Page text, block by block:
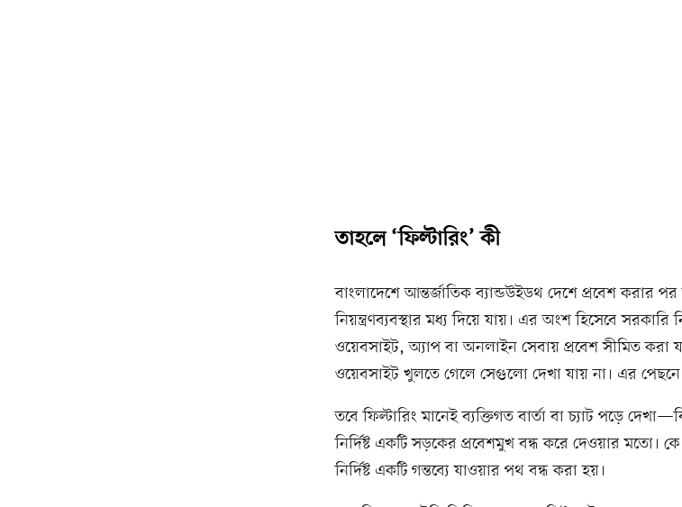
তাহলে ‘ফিল্টারিং’ কী
বাংলাদেশে আন্তর্জাতিক ব্যান্ডউইডথ দেশে প্রবেশ করার পর
নিয়ন্ত্রণব্যবস্থার মধ্য দিয়ে যায়। এর অংশ হিসেবে সরকারি
ওয়েবসাইট, অ্যাপ বা অনলাইন সেবায় প্রবেশ সীমিত
ওয়েবসাইট খুলতে গেলে সেগুলো দেখা যায় না। এর
তবে ফিল্টারিং মানেই ব্যক্তিগত বার্তা বা চ্যাট পড়ে
নির্দিষ্ট একটি সড়কের প্রবেশমুখ বন্ধ করে দেওয়ার মতো।
নির্দিষ্ট একটি গন্তব্যে যাওয়ার পথ বন্ধ করা হয়।